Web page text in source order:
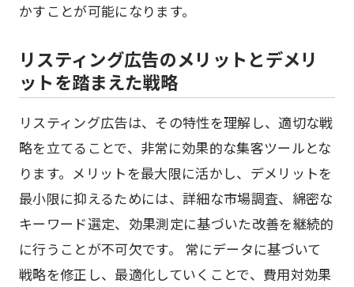
かすことが可能になります。
リスティング広告のメリットとデメリ
ットを踏まえた戦略
リスティング広告は、その特性を理解し、適切な戦
略を立てることで、非常に効果的な集客ツールとな
ります。メリットを最大限に活かし、デメリットを
最小限に抑えるためには、詳細な市場調査、綿密な
キーワード選定、効果測定に基づいた改善を継続的
に行うことが不可欠です。 常にデータに基づいて
戦略を修正し、最適化していくことで、費用対効果